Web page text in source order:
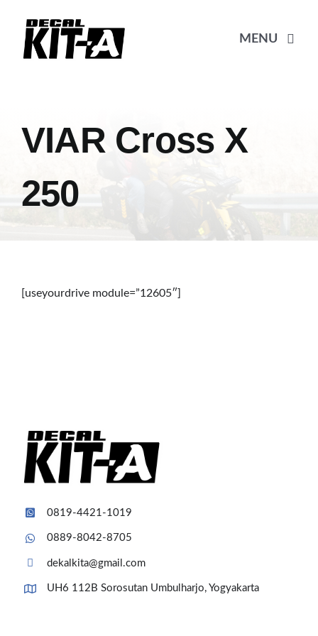
content
MENU
Katalog
Pricelist
VIAR Cross X
250
[useyourdrive module=”12605″]
0819-4421-1019
0889-8042-8705
dekalkita@gmail.com
UH6 112B Sorosutan Umbulharjo, Yogyakarta